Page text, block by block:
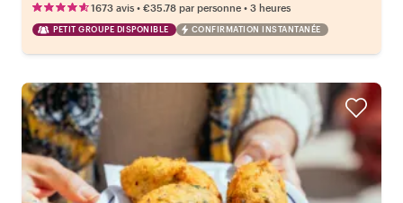
1673 avis • €35.78 par personne • 3 heures
PETIT GROUPE DISPONIBLE CONFIRMATION INSTANTANÉE